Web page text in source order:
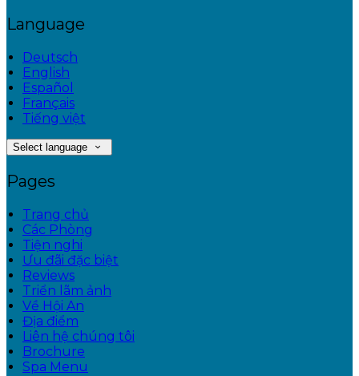
Language
Deutsch
English
Español
Français
Tiếng việt
Select language
Pages
Trang chủ
Các Phòng
Tiện nghi
Ưu đãi đặc biệt
Reviews
Triển lãm ảnh
Về Hội An
Địa điểm
Liên hệ chúng tôi
Brochure
Spa Menu